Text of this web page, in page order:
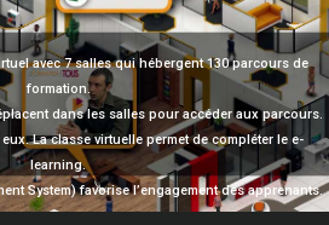
avec 7 salles qui hébergent 130 parcours de
formation.
dans les salles pour accéder aux parcours.
La classe virtuelle permet de compléter le e-
learning.
System) favorise l’engagement des apprenants.